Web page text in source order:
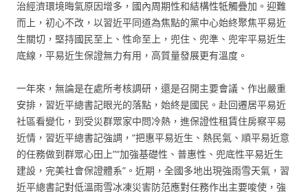
治經濟環境晦氣原因增多，國內周期性和結構性牴觸疊加。迎難
而上，初心不改，以習近平同道為焦點的黨中心始終聚焦平易近
生關切，堅持國民至上、性命至上，兜住、兜準、兜牢平易近生
底線，平易近生保證無力有用，高質量發展更有溫度。
一年來，無論是在處所考核調研，還是召開主要會議、作出嚴重
安排，習近平總書記眼光的落點，始終是國民。赴回遷居平易近
社區看變化，到受災群眾家中問冷熱，進保證性租賃住房察平易
近情，習近平總書記強調，“把惠平易近生、熱民氣、順平易近意
的任務做到群眾心田上”“加強基礎性、普惠性、兜底性平易近生
建設，完美社會保證體系”。近期，全國多地出現強雨雪天氣，習
近平總書記對低溫雨雪冰凍災害防范應對任務作出主要唆使，強